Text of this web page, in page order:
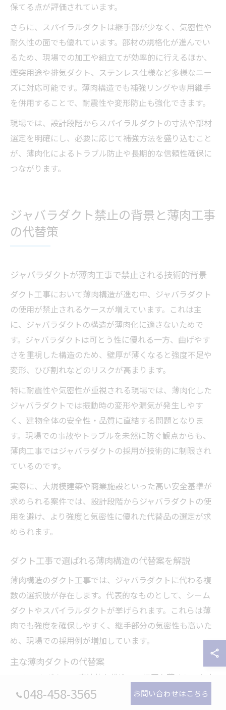
保てる点が評価されています。
さらに、スパイラルダクトは継手部が少なく、気密性や
耐久性の面でも優れています。部材の規格化が進んでい
るため、現場での加工や組立てが効率的に行えるほか、
煙突用途や排気ダクト、ステンレス仕様など多様なニー
ズに対応可能です。薄肉構造でも補強リングや専用継手
を併用することで、耐震性や変形防止も強化できます。
現場では、設計段階からスパイラルダクトの寸法や部材
選定を明確にし、必要に応じて補強方法を盛り込むこと
が、薄肉化によるトラブル防止や長期的な信頼性確保に
つながります。
ジャバラダクト禁止の背景と薄肉工事
の代替策
ジャバラダクトが薄肉工事で禁止される技術的背景
ダクト工事において薄肉構造が進む中、ジャバラダクト
の使用が禁止されるケースが増えています。これは主
に、ジャバラダクトの構造が薄肉化に適さないためで
す。ジャバラダクトは可とう性に優れる一方、曲げやす
さを重視した構造のため、壁厚が薄くなると強度不足や
変形、ひび割れなどのリスクが高まります。
特に耐震性や気密性が重視される現場では、薄肉化した
ジャバラダクトでは振動時の変形や漏気が発生しやす
く、建物全体の安全性・品質に直結する問題となりま
す。現場での事故やトラブルを未然に防ぐ観点からも、
薄肉工事ではジャバラダクトの採用が技術的に制限され
ているのです。
実際に、大規模建築や商業施設といった高い安全基準が
求められる案件では、設計段階からジャバラダクトの使
用を避け、より強度と気密性に優れた代替品の選定が求
められます。
ダクト工事で選ばれる薄肉構造の代替案を解説
薄肉構造のダクト工事では、ジャバラダクトに代わる複
数の選択肢が存在します。代表的なものとして、シーム
ダクトやスパイラルダクトが挙げられます。これらは薄
肉でも強度を確保しやすく、継手部分の気密性も高いた
め、現場での採用例が増加しています。
主な薄肉ダクトの代替案
シームダクト：直線的な構造で、板厚を薄くしても十
分な強度と気密性を維持可能
048-458-3565 お問い合わせはこちら